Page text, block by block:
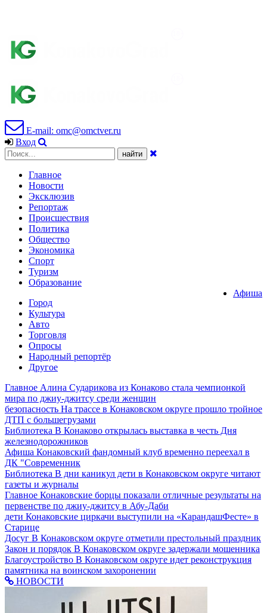
E-mail: omc@omctver.ru
Вход
Главное
Новости
Эксклюзив
Репортаж
Происшествия
Политика
Общество
Экономика
Спорт
Туризм
Образование
Афиша
Город
Культура
Авто
Торговля
Опросы
Народный репортёр
Другое
Главное Алина Сударикова из Конаково стала чемпионкой
мира по джиу-джитсу среди женщин
безопасность На трассе в Конаковском округе прошло тройное
ДТП с большегрузами
Библиотека В Конаково открылась выставка в честь Дня
железнодорожников
Афиша Конаковский фандомный клуб временно переехал в
ДК "Современник
Библиотека В дни каникул дети в Конаковском округе читают
газеты и журналы
Главное Конаковские борцы показали отличные результаты на
первенстве по джиу-джитсу в Абу-Даби
дети Конаковские циркачи выступили на «КарандашФесте» в
Старице
Досуг В Конаковском округе отметили престольный праздник
Закон и порядок В Конаковском округе задержали мошенника
Благоустройство В Конаковском округе идет реконструкция
памятника на воинском захоронении
НОВОСТИ